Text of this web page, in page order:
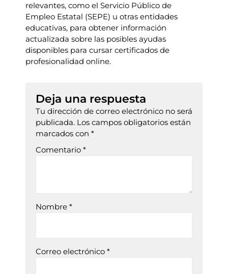
relevantes, como el Servicio Público de
Empleo Estatal (SEPE) u otras entidades
educativas, para obtener información
actualizada sobre las posibles ayudas
disponibles para cursar certificados de
profesionalidad online.
Deja una respuesta
Tu dirección de correo electrónico no será
publicada. Los campos obligatorios están
marcados con *
Comentario *
Nombre *
Correo electrónico *